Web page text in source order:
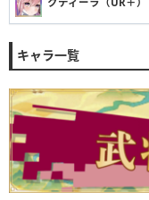
キャラ一覧